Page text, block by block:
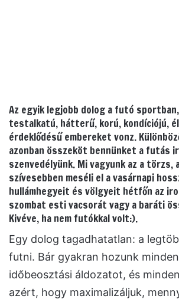
Az egyik legjobb dolog a futó
testalkatú, hátterű, korú, kondíciójú,
érdeklődésű embereket vonz.
azonban összeköt bennünket a futás
szenvedélyünk. Mi vagyunk az a törzs,
szívesebben meséli el a vasárnapi
hullámhegyeit és völgyeit hétfőn az
szombat esti vacsorát vagy a baráti
Kivéve, ha nem futókkal volt:).
Egy dolog tagadhatatlan: a
futni. Bár gyakran hozunk
időbeosztási áldozatot, és
azért, hogy maximalizáljuk,